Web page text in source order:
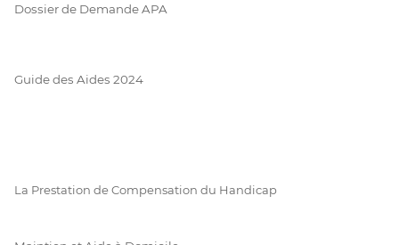
Dossier de Demande APA
Guide des Aides 2024
La Prestation de Compensation du Handicap